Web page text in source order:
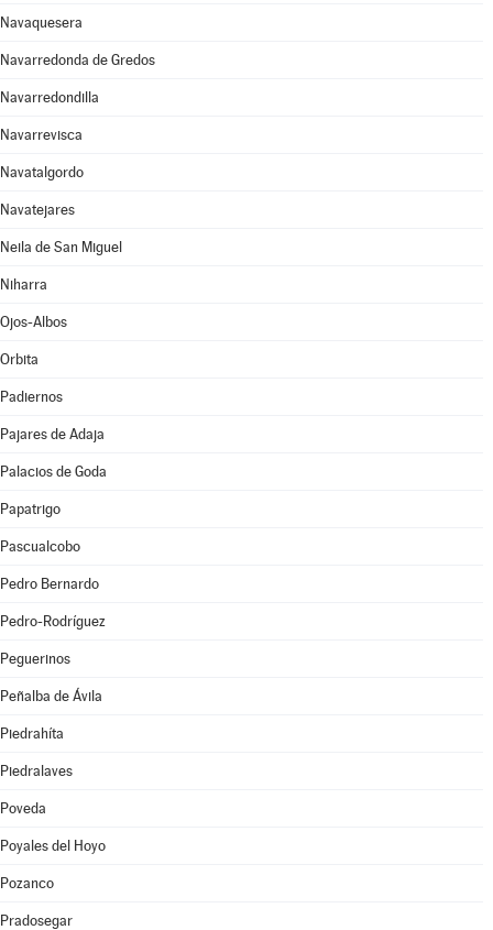
Navaquesera
Navarredonda de Gredos
Navarredondilla
Navarrevisca
Navatalgordo
Navatejares
Neila de San Miguel
Niharra
Ojos-Albos
Orbita
Padiernos
Pajares de Adaja
Palacios de Goda
Papatrigo
Pascualcobo
Pedro Bernardo
Pedro-Rodríguez
Peguerinos
Peñalba de Ávila
Piedrahíta
Piedralaves
Poveda
Poyales del Hoyo
Pozanco
Pradosegar